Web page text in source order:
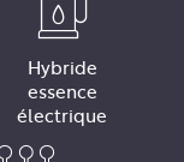
Hybride
essence
électrique